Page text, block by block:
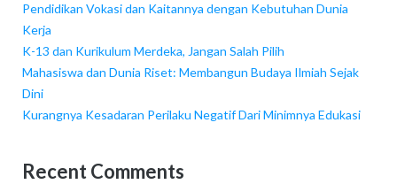
Pendidikan Vokasi dan Kaitannya dengan Kebutuhan Dunia
Kerja
K-13 dan Kurikulum Merdeka, Jangan Salah Pilih
Mahasiswa dan Dunia Riset: Membangun Budaya Ilmiah Sejak
Dini
Kurangnya Kesadaran Perilaku Negatif Dari Minimnya Edukasi
Recent Comments